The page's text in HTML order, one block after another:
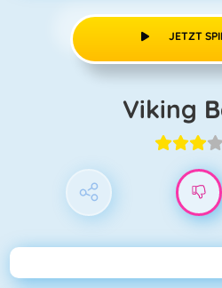
JETZT
Viking